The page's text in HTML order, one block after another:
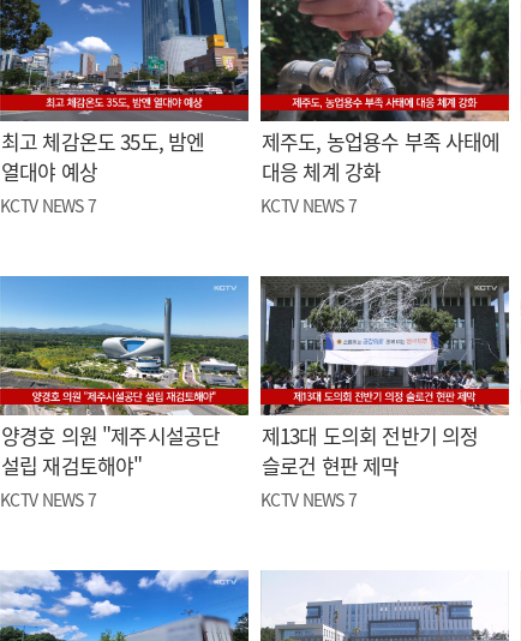
최고 체감온도 35도, 밤엔
열대야 예상
KCTV NEWS 7
제주도, 농업용수 부족 사태에
대응 체계 강화
KCTV NEWS 7
양경호 의원 "제주시설공단
설립 재검토해야"
KCTV NEWS 7
제13대 도의회 전반기 의정
슬로건 현판 제막
KCTV NEWS 7